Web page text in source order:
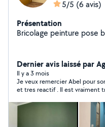
5/5 (6 avis)
Présentation
Bricolage peinture pose
Dernier avis laissé par
Il y a 3 mois
Je veux remercier Abel pour
et tres reactif . Il est vraiment
vivement.